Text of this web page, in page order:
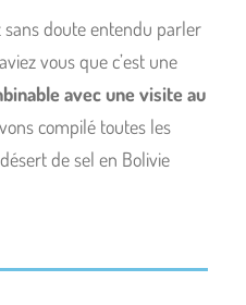
sans doute entendu parler
vous que c’est une
avec une visite au
compilé toutes les
de sel en Bolivie